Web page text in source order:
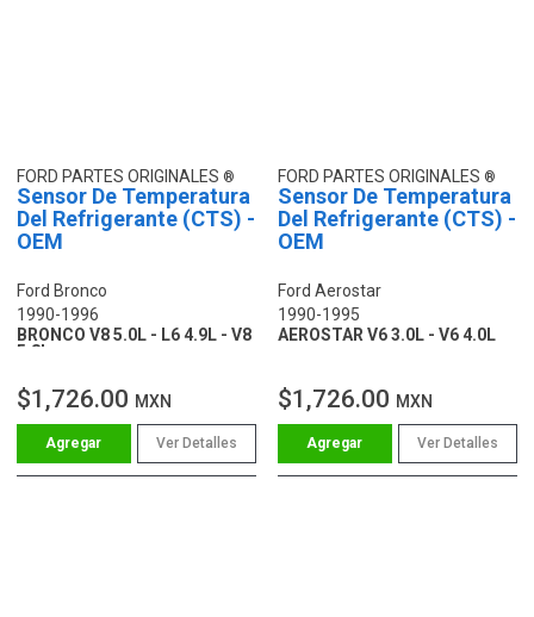
FORD PARTES ORIGINALES
Sensor De Temperatura
Del Refrigerante (CTS) -
OEM
Ford Bronco
1990-1996
BRONCO V8 5.0L - L6 4.9L - V8
5.8L
$1,726.00 MXN
Ver Detalles
FORD PARTES ORIGINALES
Sensor De Temperatura
Del Refrigerante (CTS) -
OEM
Ford Aerostar
1990-1995
AEROSTAR V6 3.0L - V6 4.0L
$1,726.00 MXN
Ver Detalles